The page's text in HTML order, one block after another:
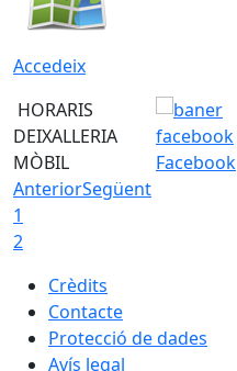
Accedeix
HORARIS
DEIXALLERIA
MÒBIL
Facebook
AnteriorSegüent
1
2
Crèdits
Contacte
Protecció de dades
Avís legal